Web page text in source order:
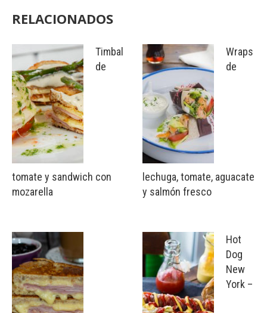
RELACIONADOS
Timbal
de
tomate y sandwich con
mozarella
Wraps
de
lechuga, tomate, aguacate
y salmón fresco
Hot
Dog
New
York –